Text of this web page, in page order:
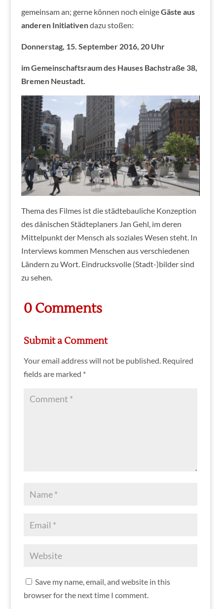
gemeinsam an; gerne können noch einigeGäste aus
anderen Initiativendazu stoßen:
Donnerstag, 15. September 2016, 20 Uhr
im Gemeinschaftsraum des Hauses Bachstraße 38,
Bremen Neustadt.
Thema des Filmes ist die städtebauliche Konzeption
des dänischen Städteplaners Jan Gehl, im deren
Mittelpunkt der Mensch als soziales Wesen steht. In
Interviews kommen Menschen aus verschiedenen
Ländern zu Wort. Eindrucksvolle (Stadt-)bilder sind
zu sehen.
0 Comments
Submit a Comment
Your email address will not be published. Required
fields are marked *
Save my name, email, and website in this
browser for the next time I comment.